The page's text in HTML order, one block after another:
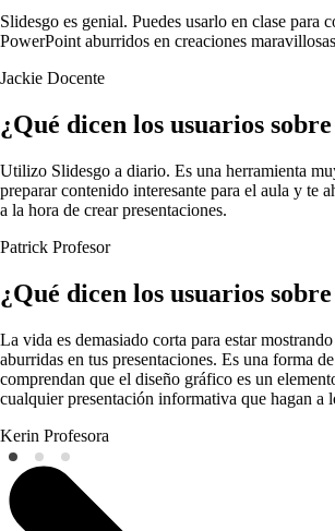
Slidesgo es genial. Puedes usarlo en clase para
PowerPoint aburridos en creaciones
Jackie Docente
¿Qué dicen los usuarios
Utilizo Slidesgo a diario. Es una herramienta
preparar contenido interesante para el aula y te
a la hora de crear presentaciones.
Patrick Profesor
¿Qué dicen los usuarios
La vida es demasiado corta para estar
aburridas en tus presentaciones. Es una forma
comprendan que el diseño gráfico es un
cualquier presentación informativa que hagan a
Kerin Profesora